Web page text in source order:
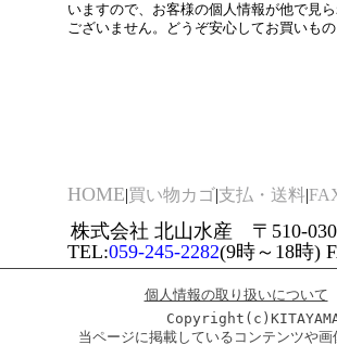
いますので、お客様の個人情報が他で見
ございません。どうぞ安心してお買いも
HOME|買い物カゴ|支払・送料|
株式会社 北山水産 〒510-
TEL:059-245-2282(9時～18時)
個人情報の取り扱いについて
当ページに掲載しているコンテンツや